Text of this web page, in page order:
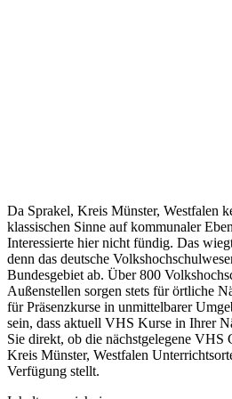
Da Sprakel, Kreis Münster, Westfalen
klassischen Sinne auf kommunaler
Interessierte hier nicht fündig. Das
denn das deutsche
Bundesgebiet ab. Über 800
Außenstellen sorgen stets für örtliche
für Präsenzkurse in unmittelbarer
sein, dass aktuell VHS Kurse in Ihrer
Sie direkt, ob die nächstgelegene VHS
Kreis Münster, Westfalen
Verfügung stellt.